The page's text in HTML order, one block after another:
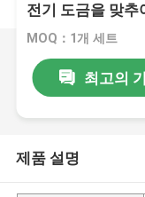
전기 도금을 맞추
MOQ：1개 세트
최고의
제품 설명